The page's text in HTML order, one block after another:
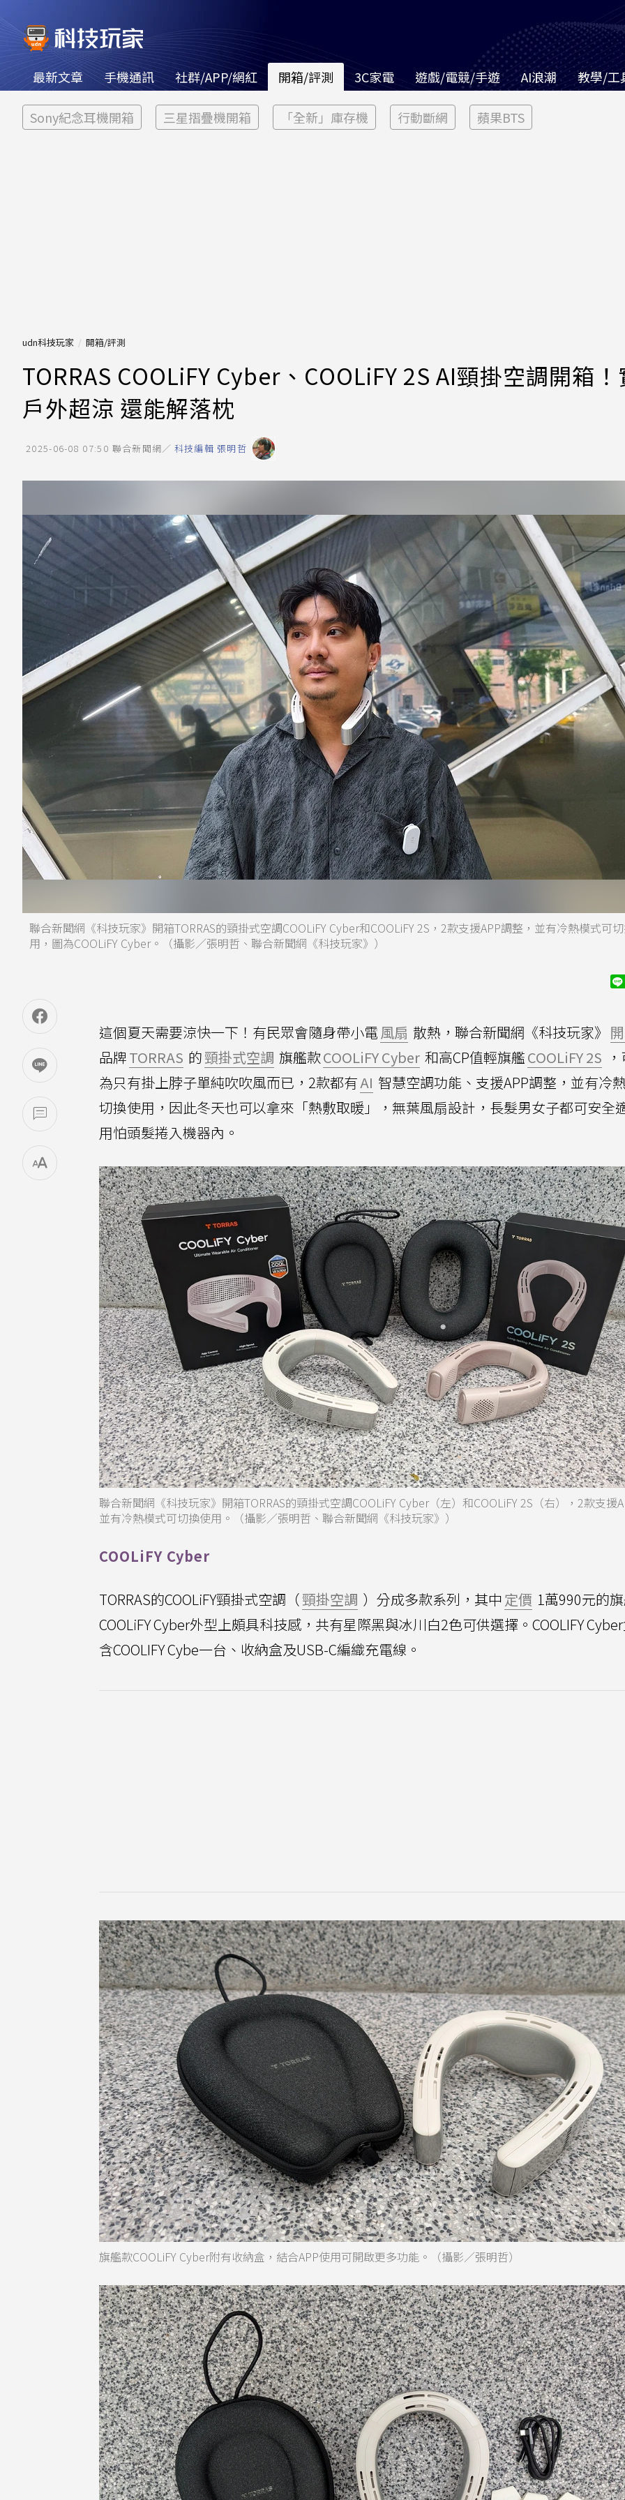
最新文章 手機通訊 社群/APP/網紅 開箱/評測 3C家電 遊戲/電競/手遊 AI浪潮 教學/工
Sony紀念耳機開箱 三星摺疊機開箱 「全新」庫存機 行動斷網 蘋果BTS
udn科技玩家 開箱/評測
TORRAS COOLiFY Cyber、COOLiFY 2S AI頸掛空調開箱
戶外超涼 還能解落枕
2025-06-08 07:50 聯合新聞網／ 科技編輯 張明哲
聯合新聞網《科技玩家》開箱TORRAS的頸掛式空調COOLiFY Cyber和COOLiFY 2S，2款支援APP調整，並有冷熱模式可
用，圖為COOLiFY Cyber。（攝影／張明哲、聯合新聞網《科技玩家》）
這個夏天需要涼快一下！有民眾會隨身帶小電風扇 散熱，聯合新聞網《科技玩家》
品牌TORRAS 的頸掛式空調 旗艦款COOLiFY Cyber 和高CP值輕旗艦COOLiFY 2S
為只有掛上脖子單純吹吹風而已，2款都有AI 智慧空調功能、支援APP調整，並有冷
切換使用，因此冬天也可以拿來「熱敷取暖」，無葉風扇設計，長髮男女子都可安全
用怕頭髮捲入機器內。
聯合新聞網《科技玩家》開箱TORRAS的頸掛式空調COOLiFY Cyber（左）和COOLiFY 2S（右），2款支援
並有冷熱模式可切換使用。（攝影／張明哲、聯合新聞網《科技玩家》）
COOLiFY Cyber
TORRAS的COOLiFY頸掛式空調（頸掛空調 ）分成多款系列，其中定價 1萬990元的
COOLiFY Cyber外型上頗具科技感，共有星際黑與冰川白2色可供選擇。COOLIFY
含COOLIFY Cybe一台、收納盒及USB-C編織充電線。
旗艦款COOLiFY Cyber附有收納盒，結合APP使用可開啟更多功能。（攝影／張明哲）